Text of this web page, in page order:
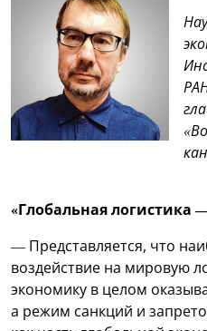
«Глобальная логистика
— Представляется, что
воздействие на мировую
экономику в целом
а режим санкций и